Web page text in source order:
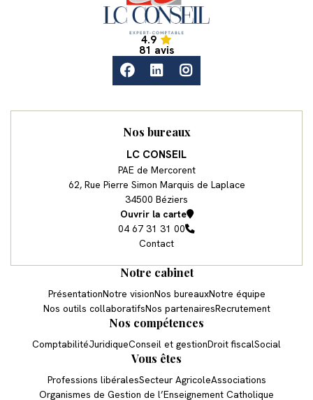
Accueil
Accueil
4.9
81 avis
facebook
linkedininstagram
Nos bureaux
LC CONSEIL
PAE de Mercorent
62, Rue Pierre Simon Marquis de Laplace
34500 Béziers
Ouvrir la carte
04 67 31 31 00
Contact
Notre cabinet
PrésentationNotre visionNos bureauxNotre équipe
Nos outils collaboratifsNos partenairesRecrutement
Nos compétences
ComptabilitéJuridiqueConseil et gestionDroit fiscalSocial
Vous êtes
Professions libéralesSecteur AgricoleAssociations
Organismes de Gestion de l’Enseignement Catholique